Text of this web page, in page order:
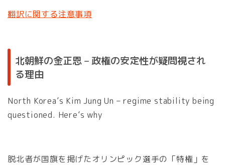
翻訳に関する注意事項
北朝鮮の金正恩 – 政権の安定性が疑問視され
る理由
North Korea’s Kim Jung Un – regime stability being
questioned. Here’s why
脱北者が国旗を掲げたオリンピック選手の「特権」を